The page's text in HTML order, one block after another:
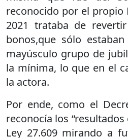
reconocido por el propio
2021 trataba de
bonos,que sólo
mayúsculo grupo de
la mínima, lo que en el
la actora.
Por ende, como el
reconocía los “resultados
Ley 27.609 mirando a